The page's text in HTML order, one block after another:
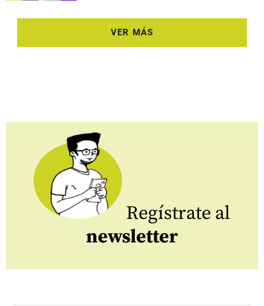
VER MÁS
Regístrate al
newsletter